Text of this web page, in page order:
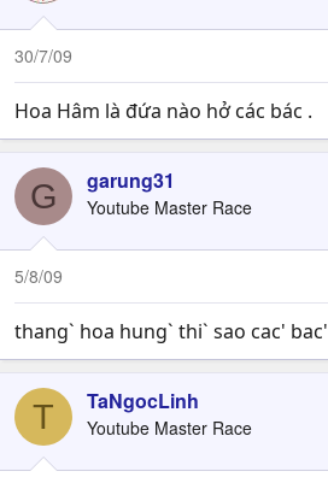
30/7/09
Hoa Hâm là đứa nào hở các bác .
G garung31
Youtube Master Race
5/8/09
thang` hoa hung` thi` sao cac' bac'
T TaNgocLinh
Youtube Master Race